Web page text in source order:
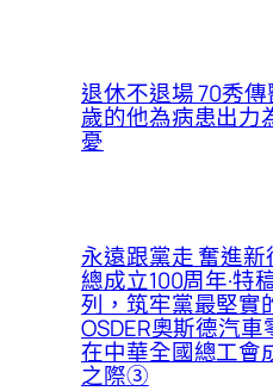
退休不退場 70秀
歲的他為病患出力
憂
永遠跟黨走 奮進
總成立100周年·特
列，筑牢黨最堅實
OSDER奧斯德汽
在中華全國總工會
之際③